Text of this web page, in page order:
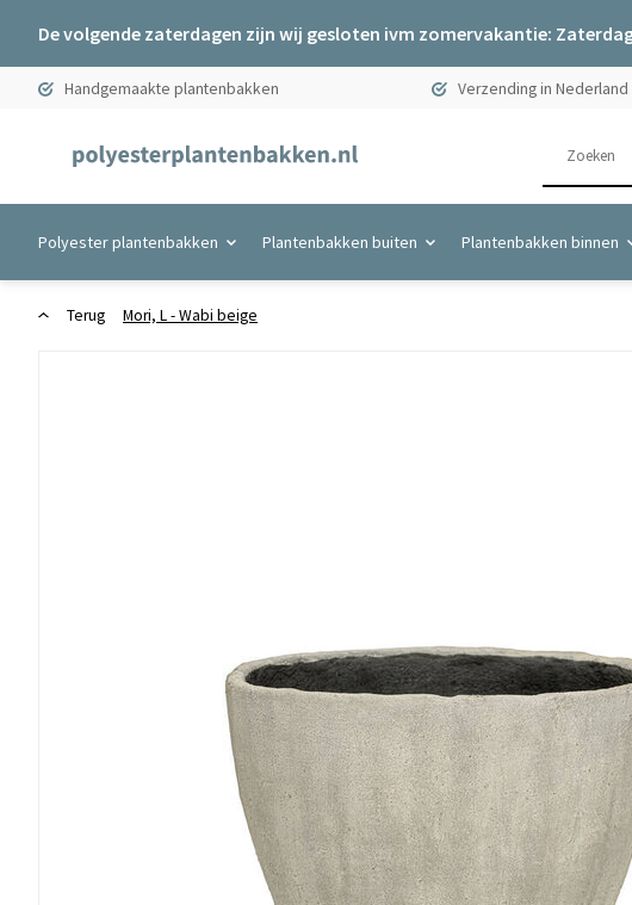
De volgende zaterdagen zijn wij gesloten ivm zomervakantie:
Handgemaakte plantenbakken Verzending in Nederland
Polyester plantenbakken Plantenbakken buiten Plantenbakken binnen
Terug Mori, L - Wabi beige